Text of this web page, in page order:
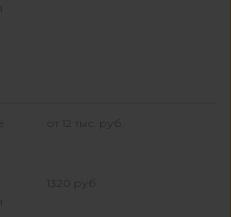
от 12 тыс. руб.
1320 руб.